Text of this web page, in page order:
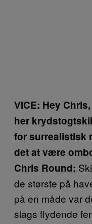
VICE: Hey
her
for surrealistisk
det at være
Chris Round:
de største på
på en måde var
slags flydende